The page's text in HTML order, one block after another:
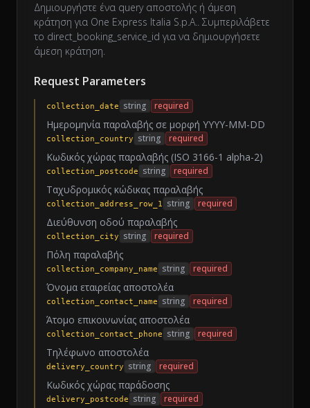
Δημιουργήστε ένα query αποστολής ή άμεση
κράτηση για One Express Italia S.p.A.. Συμπεριλάβετε
το direct_booking_service_id για να δημιουργήσετε
άμεση κράτηση.
Request Parameters
collection_date string required
Ημερομηνία παραλαβής σε μορφή YYYY-MM-DD
collection_country string required
Κωδικός χώρας παραλαβής (ISO 3166-1 alpha-2)
collection_postcode string required
Ταχυδρομικός κώδικας παραλαβής
collection_address_row_1 string required
Διεύθυνση οδού παραλαβής
collection_city string required
Πόλη παραλαβής
collection_company_name string required
Όνομα εταιρείας αποστολέα
collection_contact_name string required
Άτομο επικοινωνίας αποστολέα
collection_contact_phone string required
Τηλέφωνο αποστολέα
delivery_country string required
Κωδικός χώρας παράδοσης
delivery_postcode string required